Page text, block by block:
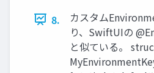
8.
カスタム
り、SwiftUIの
と似ている。